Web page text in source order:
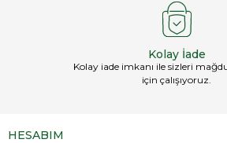
Kolay İade
Kolay iade imkanı ile sizleri
için çalışıyoruz.
HESABIM